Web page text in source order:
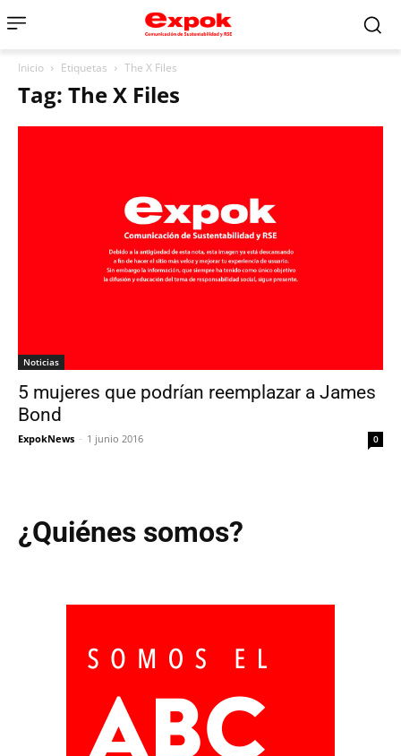
Inicio Etiquetas The X Files
Tag: The X Files
Noticias
5 mujeres que podrían reemplazar a James
Bond
ExpokNews - 1 junio 2016 0
¿Quiénes somos?